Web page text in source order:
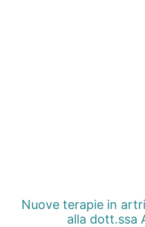
Nuove terapie in
alla dott.ssa